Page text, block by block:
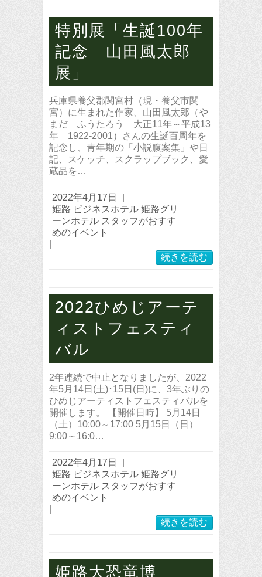
特別展「生誕100年
記念 山田風太郎
展」
兵庫県養父郡関宮村（現・養父市関
宮）に生まれた作家、山田風太郎（や
まだ ふうたろう 大正11年～平成13
年 1922-2001）さんの生誕百周年を
記念し、青年期の「小説腹案集」や日
記、スケッチ、スクラップブック、愛
蔵品を…
2022年4月17日
姫路 ビジネスホテル 姫路グリ
ーンホテル スタッフがおすす
めのイベント
続きを読む
2022​ひめじアーテ
ィストフェスティ
バル
2年連続で中止となりましたが、2022
年5月14日(土)･15日(日)に、3年ぶりの
ひめじアーティストフェスティバルを
開催します。 【開催日時】 5月14日
（土）10:00～17:00 5月15日（日）
9:00～16:0…
2022年4月17日
姫路 ビジネスホテル 姫路グリ
ーンホテル スタッフがおすす
めのイベント
続きを読む
姫路大恐竜博